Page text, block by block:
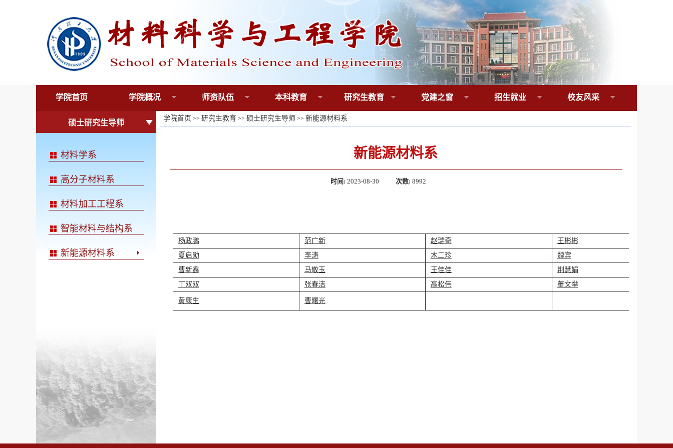
学院首页 学院概况 师资队伍 本科教育 研究生教育 党建之窗 招生就业 校友风采
硕士研究生导师
材料学系
高分子材料系
材料加工工程系
智能材料与结构系
新能源材料系
学院首页 >> 研究生教育 >> 硕士研究生导师 >> 新能源材料系
新能源材料系
时间:2023-08-30 次数:8992
杨政鹏 范广新 赵瑞奇
王彬彬
夏启勋
李涛 木二珍
魏宾
曹新鑫
马敬玉 王佳佳
荆慧娟
丁双双
张春洁 高松伟 董文举
黄康生 曹曙光